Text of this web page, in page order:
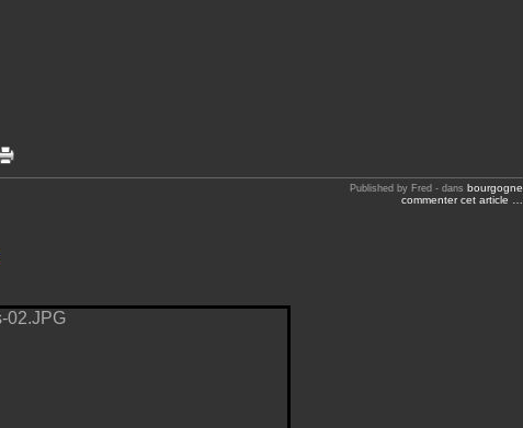
Published by Fred -dans bourgogne
commenter cet article